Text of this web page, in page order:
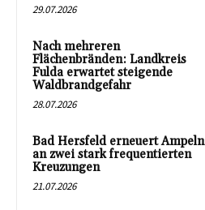
29.07.2026
Nach mehreren
Flächenbränden: Landkreis
Fulda erwartet steigende
Waldbrandgefahr
28.07.2026
Bad Hersfeld erneuert Ampeln
an zwei stark frequentierten
Kreuzungen
21.07.2026